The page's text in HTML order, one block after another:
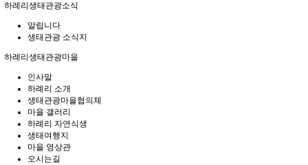
하례리생태관광소식
알립니다
생태관광 소식지
하례리생태관광마을
인사말
하례리 소개
생태관광마을협의체
마을 갤러리
하례리 자연식생
생태여행지
마을 영상관
오시는길